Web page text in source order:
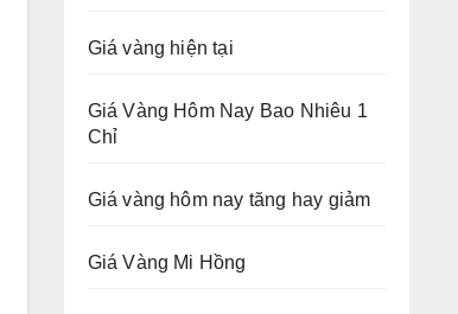
Giá vàng hiện tại
Giá Vàng Hôm Nay Bao Nhiêu 1
Chỉ
Giá vàng hôm nay tăng hay giảm
Giá Vàng Mi Hồng